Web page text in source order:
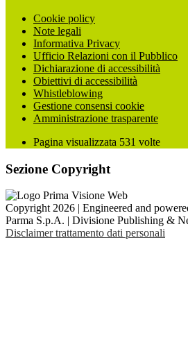
Cookie policy
Note legali
Informativa Privacy
Ufficio Relazioni con il Pubblico
Dichiarazione di accessibilità
Obiettivi di accessibilità
Whistleblowing
Gestione consensi cookie
Amministrazione trasparente
Pagina visualizzata 531 volte
Sezione Copyright
Copyright 2026 | Engineered and
Parma S.p.A. | Divisione Publishing &
Disclaimer trattamento dati personali